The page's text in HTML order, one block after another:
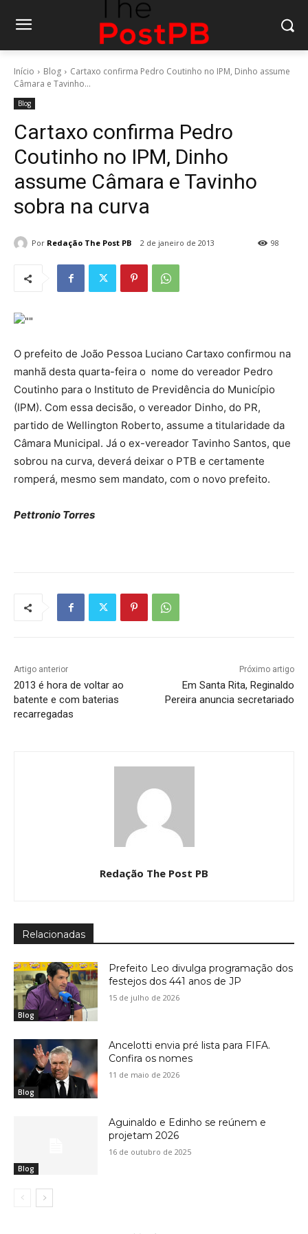
Início Blog
Cartaxo confirma Pedro Coutinho no IPM, Dinho assume
Câmara e Tavinho...
Blog
Cartaxo confirma Pedro
Coutinho no IPM, Dinho
assume Câmara e Tavinho
sobra na curva
Por Redação The Post PB 2 de janeiro de 2013 98
O prefeito de João Pessoa Luciano Cartaxo confirmou na
manhã desta quarta-feira o nome do vereador Pedro
Coutinho para o Instituto de Previdência do Município
(IPM). Com essa decisão, o vereador Dinho, do PR,
partido de Wellington Roberto, assume a titularidade da
Câmara Municipal. Já o ex-vereador Tavinho Santos, que
sobrou na curva, deverá deixar o PTB e certamente
romperá, mesmo sem mandato, com o novo prefeito.
Pettronio Torres
Artigo anterior
2013 é hora de voltar ao
batente e com baterias
recarregadas
Próximo artigo
Em Santa Rita, Reginaldo
Pereira anuncia secretariado
Redação The Post PB
Relacionadas
Blog
Prefeito Leo divulga programação dos
festejos dos 441 anos de JP
15 de julho de 2026
Blog
Ancelotti envia pré lista para FIFA.
Confira os nomes
11 de maio de 2026
Blog
Aguinaldo e Edinho se reúnem e
projetam 2026
16 de outubro de 2025